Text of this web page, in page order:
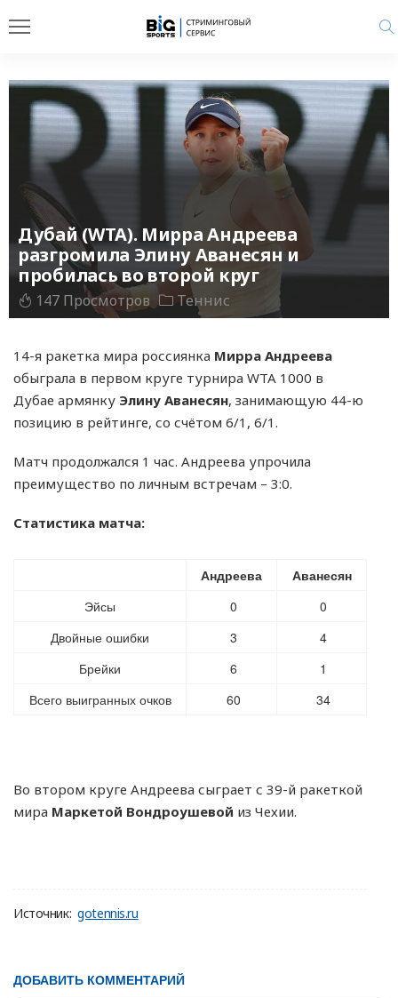
Дубай (WTA). Мирра Андреева
разгромила Элину Аванесян и
пробилась во второй круг
147 Просмотров Теннис
14-я ракетка мира россиянка Мирра Андреева
обыграла в первом круге турнира WTA 1000 в
Дубае армянку Элину Аванесян, занимающую 44-ю
позицию в рейтинге, со счётом 6/1, 6/1.
Матч продолжался 1 час. Андреева упрочила
преимущество по личным встречам – 3:0.
Статистика матча:
Андреева
Аванесян
Эйсы
0
0
Двойные ошибки
3
4
Брейки
6
1
Всего выигранных очков
60 34
Во втором круге Андреева сыграет с 39-й ракеткой
мира Маркетой Вондроушевой из Чехии.
Источник: gotennis.ru
ДОБАВИТЬ КОММЕНТАРИЙ